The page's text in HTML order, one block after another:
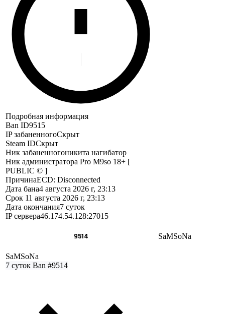
Подробная информация
Ban ID9515
IP забаненногоСкрыт
Steam IDСкрыт
Ник забаненногоникита нагибатор
Ник администратора Pro M9so 18+ [
PUBLIC © ]
ПричинаECD: Disconnected
Дата бана4 августа 2026 г, 23:13
Срок 11 августа 2026 г, 23:13
Дата окончания7 суток
IP сервера46.174.54.128:27015
9514 SaMSoNa
SaMSoNa
7 суток Ban #9514